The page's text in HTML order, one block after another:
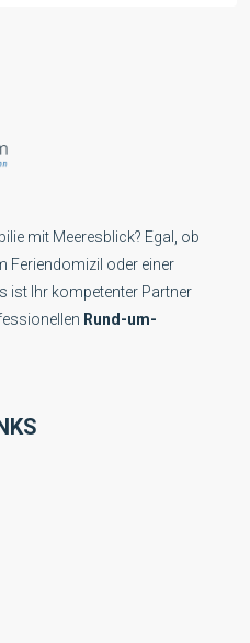
mit Meeresblick? Egal, ob
Feriendomizil oder einer
ist Ihr kompetenter Partner
Rund-um-